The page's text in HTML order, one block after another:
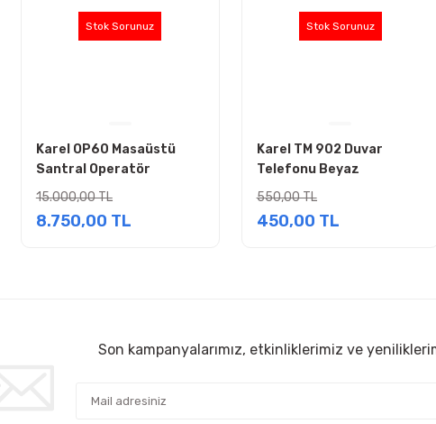
Stok Sorunuz
Karel OP60 Masaüstü
Santral Operatör
Telefonu
15.000,00 TL
8.750,00 TL
Stok Sorunuz
Karel TM 902 Duvar
Telefonu Beyaz
550,00 TL
450,00 TL
Son kampanyalarımız, etkinliklerimiz ve